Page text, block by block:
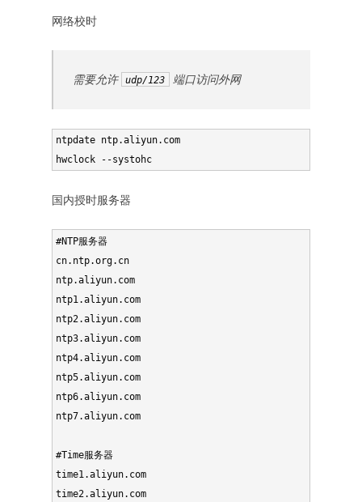
网络校时
需要允许 udp/123 端口访问外网
ntpdate ntp.aliyun.com
国内授时服务器
#NTP服务器
cn.ntp.org.cn
ntp.aliyun.com
ntp1.aliyun.com
ntp2.aliyun.com
ntp3.aliyun.com
ntp4.aliyun.com
ntp5.aliyun.com
ntp6.aliyun.com
ntp7.aliyun.com
#Time服务器
time1.aliyun.com
time2.aliyun.com